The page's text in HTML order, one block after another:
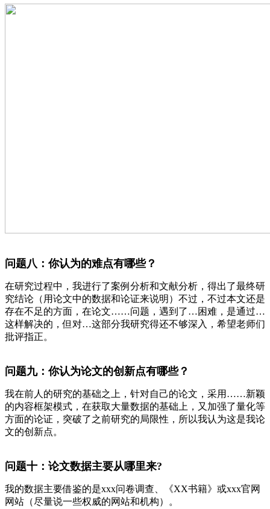
问题八：你认为的难点有哪些？
在研究过程中，我进行了案例分析和文献分析，得出了最终研
究结论（用论文中的数据和论证来说明）不过，不过本文还是
存在不足的方面，在论文……问题，遇到了…困难，是通过…
这样解决的，但对…这部分我研究得还不够深入，希望老师们
批评指正。
问题九：你认为论文的创新点有哪些？
我在前人的研究的基础之上，针对自己的论文，采用……新颖
的内容框架模式，在获取大量数据的基础上，又加强了量化等
方面的论证，突破了之前研究的局限性，所以我认为这是我论
文的创新点。
问题十：论文数据主要从哪里来?
我的数据主要借鉴的是xxx问卷调查、《XX书籍》或xxx官网
网站（尽量说一些权威的网站和机构）。